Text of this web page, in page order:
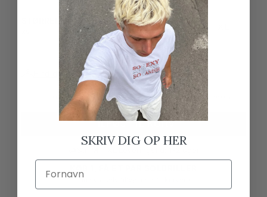
STØRRELSE
XS S M L
Find din størrelse
Lille i størrelsen Normal i størrelsen Stor i størrelsen
TILFØJ TIL KURV
(du skal selv tilføje dem til kurven)
SKRIV DIG OP HER
Fornavn